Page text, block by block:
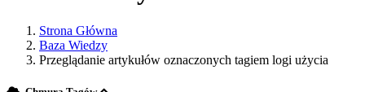
Strona Główna
Baza Wiedzy
Przeglądanie artykułów oznaczonych tagiem logi użycia